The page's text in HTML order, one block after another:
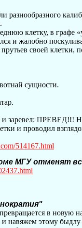
разнообразного
клетку, в графе
и жалобно
своей клетки,
сущности.
заревел: ПРЕВЕД!!!
и проводил
514167.html
МГУ отменят
tml
в новую
навяжем этому быдлу